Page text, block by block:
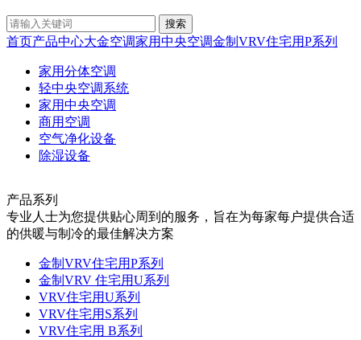
搜索
首页产品中心大金空调家用中央空调金制VRV住宅用P系列
家用分体空调
轻中央空调系统
家用中央空调
商用空调
空气净化设备
除湿设备
产品系列
专业人士为您提供贴心周到的服务，旨在为每家每户提供合适
的供暖与制冷的最佳解决方案
金制VRV住宅用P系列
金制VRV 住宅用U系列
VRV住宅用U系列
VRV住宅用S系列
VRV住宅用 B系列